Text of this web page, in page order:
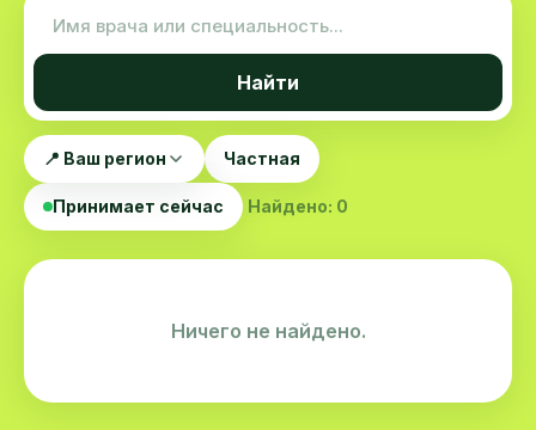
Найти
📍 Ваш регион Частная
Принимает сейчас Найдено: 0
Ничего не найдено.